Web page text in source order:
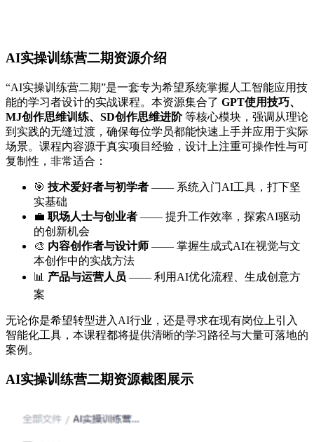
AI实操训练营二期资源介绍
“AI实操训练营二期”是一套专为希望系统掌握人工智能应用技
能的学习者设计的实战课程。本资源集合了 GPT使用技巧、
MJ创作思维训练、SD创作思维进阶 等核心模块，强调从理论
到实践的无缝过渡，确保每位学员都能快速上手并应用于实际
场景。课程内容源于真实项目经验，设计上注重可操作性与可
复制性，非常适合：
🎯 技术爱好者与初学者 —— 系统入门AI工具，打下坚
实基础
💼 职场人士与创业者 —— 提升工作效率，探索AI驱动
的创新机会
🎨 内容创作者与设计师 —— 掌握生成式AI在视觉与文
本创作中的实战方法
📊 产品与运营人员 —— 利用AI优化流程、生成创意方
案
无论你是希望转型进入AI行业，还是寻求在现有岗位上引入
智能化工具，本课程都将提供清晰的学习路径与大量可落地的
案例。
AI实操训练营二期资源截图展示